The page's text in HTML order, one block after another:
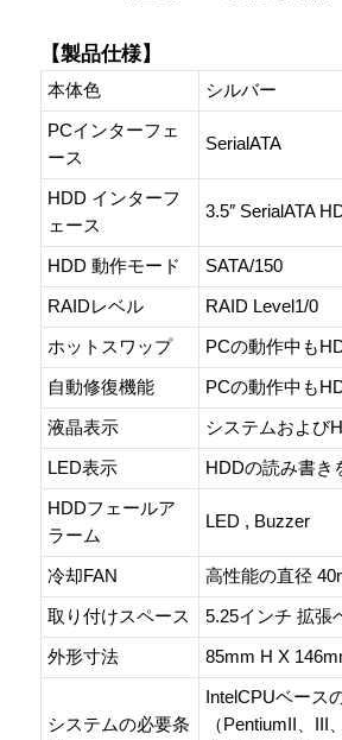
【製品仕様】
本体色 シルバー
PCインターフェ
ース
SerialATA
HDD インターフ
ェース
3.5″ SerialATA
HDD 動作モード SATA/150
RAIDレベル RAID Level1/0
ホットスワップ PCの動作中も
自動修復機能 PCの動作中も
液晶表示 システムおよび
LED表示 HDDの読み書き
HDDフェールア
ラーム
LED , Buzzer
冷却FAN 高性能の直径
取り付けスペース 5.25インチ 拡張
外形寸法 85mm H X
システムの必要条
IntelCPUベース
（PentiumII、